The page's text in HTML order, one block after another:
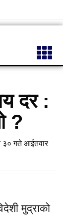
दर :
?
३० गते आईतवार
मुद्राको